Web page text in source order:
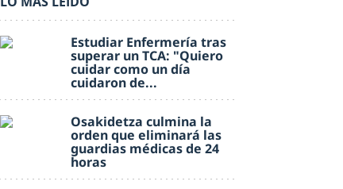
Estudiar Enfermería tras
superar un TCA: "Quiero
cuidar como un día
cuidaron de...
Osakidetza culmina la
orden que eliminará las
guardias médicas de 24
horas